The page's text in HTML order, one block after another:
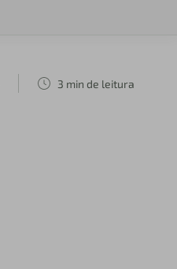
3 min de leitura